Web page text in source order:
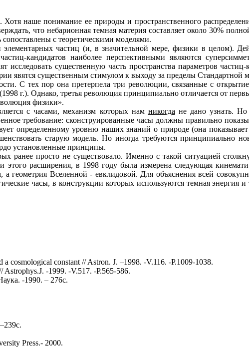
Хотя наше понимание ее природы и пространственного
что небарионная темная материя составляет около 30%
с теоретическими моделями.
частиц (и, в значительной мере, физики в целом).
кандидатов наиболее перспективными являются
существенную часть пространства параметров частиц-
явятся существенным стимулом к выходу за пределы Стандартной
С тех пор она претерпела три революции, связанные с
г.). Однако, третья революция принципиально отличается от
физики».
с часами, механизм которых нам никогда не дано узнать.
требование: сконструированные часы должны правильно
определенному уровню наших знаний о природе (она
старую модель. Но иногда требуются принципиально
установленные принципы.
ранее просто не существовало. Именно с такой ситуацией
расширения, в 1998 году была измерена следующая
Вселенной ‑ евклидовой. Для объяснения всей
часы, в конструкции которых используются темная энергия и
cosmological constant // Astron. J. –1998. -V.116. -P.1009-1038.
Astrophys.J. -1999. -V.517. -P.565-586.
-1990. – 276с.
Press.- 2000.